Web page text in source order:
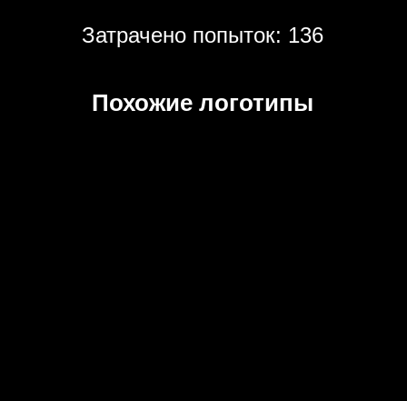
Затрачено попыток: 136
Похожие логотипы